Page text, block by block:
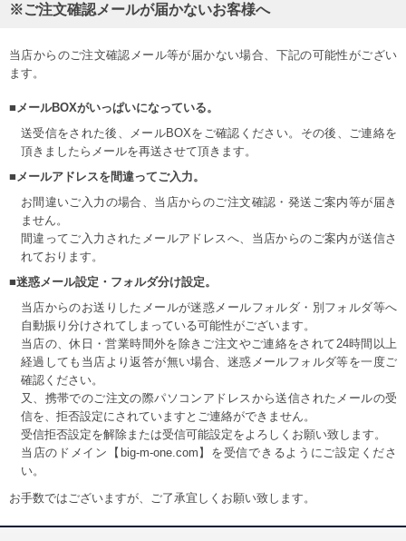
※ご注文確認メールが届かないお客様へ
当店からのご注文確認メール等が届かない場合、下記の可能性がござい
ます。
■メールBOXがいっぱいになっている。
送受信をされた後、メールBOXをご確認ください。その後、ご連絡を
頂きましたらメールを再送させて頂きます。
■メールアドレスを間違ってご入力。
お間違いご入力の場合、当店からのご注文確認・発送ご案内等が届き
ません。
間違ってご入力されたメールアドレスへ、当店からのご案内が送信さ
れております。
■迷惑メール設定・フォルダ分け設定。
当店からのお送りしたメールが迷惑メールフォルダ・別フォルダ等へ
自動振り分けされてしまっている可能性がございます。
当店の、休日・営業時間外を除きご注文やご連絡をされて24時間以上
経過しても当店より返答が無い場合、迷惑メールフォルダ等を一度ご
確認ください。
又、携帯でのご注文の際パソコンアドレスから送信されたメールの受
信を、拒否設定にされていますとご連絡ができません。
受信拒否設定を解除または受信可能設定をよろしくお願い致します。
当店のドメイン【big-m-one.com】を受信できるようにご設定くださ
い。
お手数ではございますが、ご了承宜しくお願い致します。